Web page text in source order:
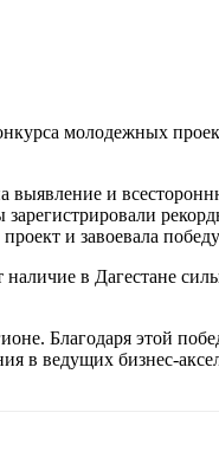
молодежных
выявление и
и завоевала
наличие в Дагестане
Благодаря этой
в ведущих бизнес-